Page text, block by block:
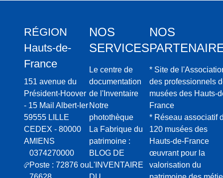
RÉGION
Hauts-de-
France
151 avenue du
Président-Hoover
- 15 Mail Albert-Ier
59555 LILLE
CEDEX - 80000
AMIENS
0374270000
Poste : 72876 ou
NOS
SERVICES
Le centre de
documentation
de l'Inventaire
Notre
photothèque
La Fabrique du
patrimoine :
BLOG DE
L'INVENTAIRE
NOS
* Site de
des professionnels
musées des Hauts-
France
* Réseau associatif
120 musées des
Hauts-de-France
œuvrant pour la
valorisation du